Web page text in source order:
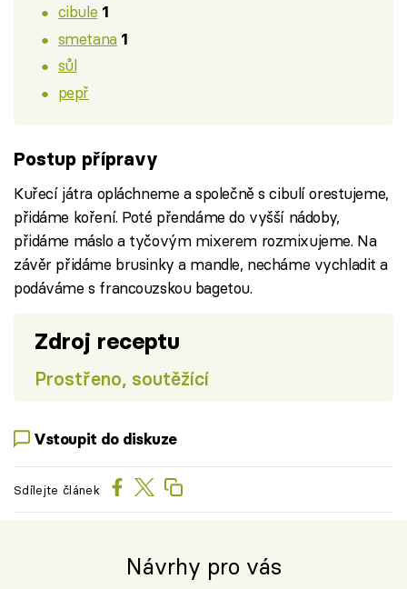
cibule 1
smetana 1
sůl
pepř
Postup přípravy
Kuřecí játra opláchneme a společně s cibulí orestujeme,
přidáme koření. Poté přendáme do vyšší nádoby,
přidáme máslo a tyčovým mixerem rozmixujeme. Na
závěr přidáme brusinky a mandle, necháme vychladit a
podáváme s francouzskou bagetou.
Zdroj receptu
Prostřeno, soutěžící
Vstoupit do diskuze
Sdílejte článek
Návrhy pro vás